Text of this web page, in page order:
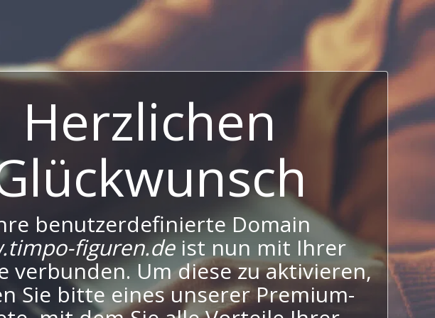
Herzlichen
benutzerdefinierte Domain
figuren.deist nun mit Ihrer
verbunden. Um diese zu aktivieren,
Sie bitte eines unserer Premium-